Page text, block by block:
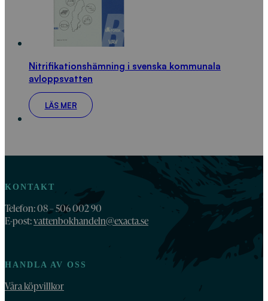
Nitrifikationshämning i svenska kommunala
avloppsvatten
LÄS MER
KONTAKT
Telefon: 08 – 506 002 90
E-post:vattenbokhandeln@exacta.se
HANDLA AV OSS
Våra köpvillkor